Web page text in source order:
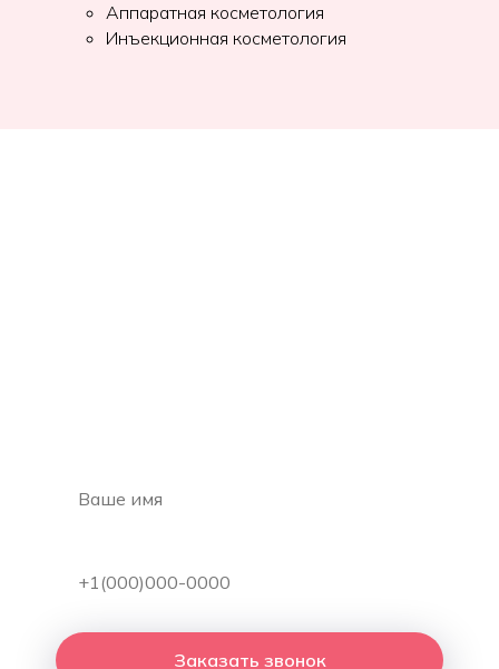
Аппаратная косметология
Инъекционная косметология
Заказать звонок